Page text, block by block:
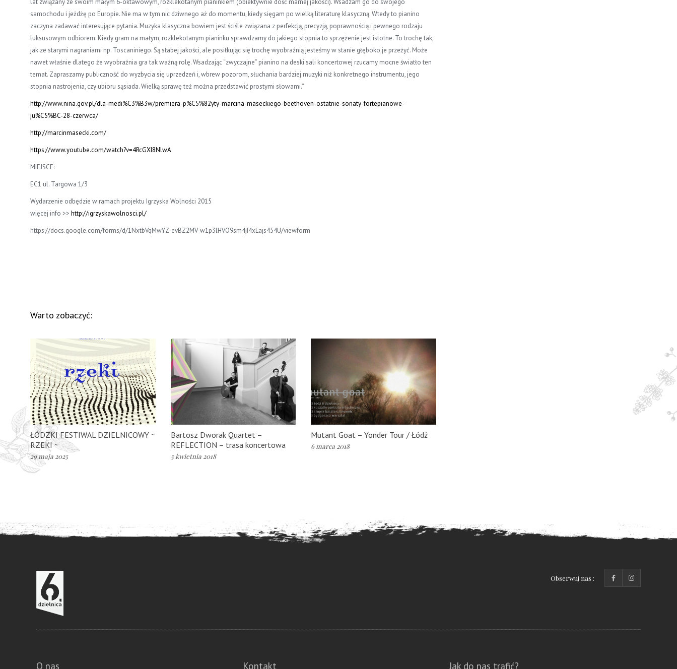
lat związany ze swoim małym 6-oktawowym, rozklekotanym pianinkiem (obiektywnie dość marnej jakości). Wsadzam go do swojego
samochodu i jeżdżę po Europie. Nie ma w tym nic dziwnego aż do momentu, kiedy sięgam po wielką literaturę klasyczną. Wtedy to pianino
zaczyna zadawać interesujące pytania. Muzyka klasyczna bowiem jest ściśle związana z perfekcją, precyzją, poprawnością i pewnego rodzaju
luksusowym odbiorem. Kiedy gram na małym, rozklekotanym pianinku sprawdzamy do jakiego stopnia to sprzężenie jest istotne. To trochę tak,
jak ze starymi nagraniami np. Toscaniniego. Są słabej jakości, ale posiłkując się trochę wyobraźnią jesteśmy w stanie głęboko je przeżyć. Może
nawet właśnie dlatego że wyobraźnia gra tak ważną rolę. Wsadzając “zwyczajne” pianino na deski sali koncertowej rzucamy mocne światło ten
temat. Zapraszamy publiczność do wyzbycia się uprzedzeń i, wbrew pozorom, słuchania bardziej muzyki niż konkretnego instrumentu, jego
stopnia nastrojenia, czy ubioru sąsiada. Wielką sprawę też można przedstawić prostymi słowami.”
http://www.nina.gov.pl/dla-medi%C3%B3w/premiera-p%C5%82yty-marcina-maseckiego-beethoven-ostatnie-sonaty-fortepianowe-
ju%C5%BC-28-czerwca/
http://marcinmasecki.com/
https://www.youtube.com/watch?v=4RcGXI8NlwA
MIEJSCE:
EC1 ul. Targowa 1/3
Wydarzenie odbędzie w ramach projektu Igrzyska Wolności 2015
więcej info >> http://igrzyskawolnosci.pl/
https://docs.google.com/forms/d/1NxtbVqMwYZ-evBZ2MV-w1p3lHVO9sm4jI4xLajs454U/viewform
Warto zobaczyć:
ŁÓDZKI FESTIWAL DZIELNICOWY ~
RZEKI ~
29 maja 2025
Bartosz Dworak Quartet –
REFLECTION – trasa koncertowa
5 kwietnia 2018
Mutant Goat – Yonder Tour / Łódź
6 marca 2018
Obserwuj nas :
O nas Kontakt Jak do nas trafić?